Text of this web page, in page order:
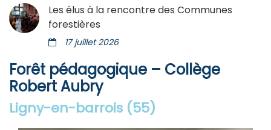
Les élus à la rencontre des Communes
forestières
17 juillet 2026
Forêt pédagogique – Collège
Robert Aubry
Ligny-en-barrois (55)